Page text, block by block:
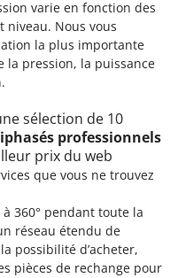
varie en fonction des
niveau. Nous vous
la plus importante
la pression, la puissance
sélection de 10
professionnels
prix du web
que vous ne trouvez
360° pendant toute la
réseau étendu de
possibilité d’acheter,
pièces de rechange pour